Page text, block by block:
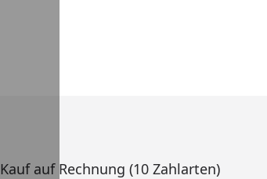
Kauf auf Rechnung (10 Zahlarten)